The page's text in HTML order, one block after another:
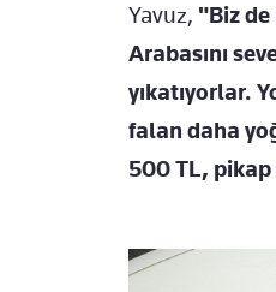
Yavuz, "Biz
Arabasını
yıkatıyorlar.
falan daha
500 TL,